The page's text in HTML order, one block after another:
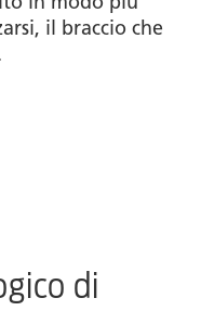
il braccio che
di